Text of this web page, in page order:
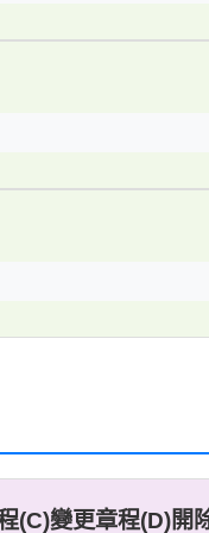
(C)變更章程(D)開